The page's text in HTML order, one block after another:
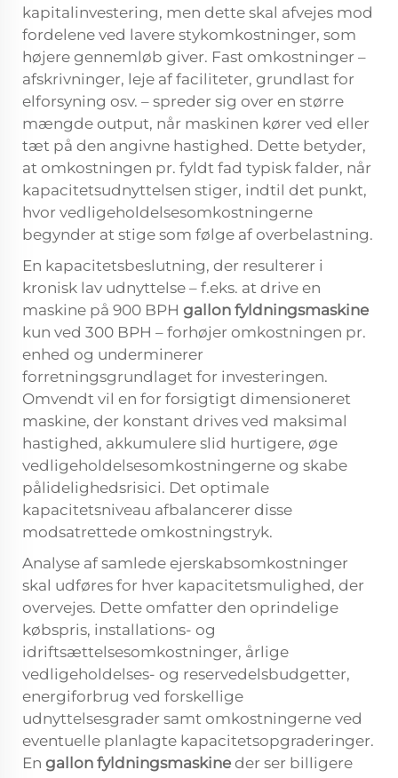
kapitalinvestering, men dette skal afvejes mod
fordelene ved lavere stykomkostninger, som
højere gennemløb giver. Fast omkostninger –
afskrivninger, leje af faciliteter, grundlast for
elforsyning osv. – spreder sig over en større
mængde output, når maskinen kører ved eller
tæt på den angivne hastighed. Dette betyder,
at omkostningen pr. fyldt fad typisk falder, når
kapacitetsudnyttelsen stiger, indtil det punkt,
hvor vedligeholdelsesomkostningerne
begynder at stige som følge af overbelastning.
En kapacitetsbeslutning, der resulterer i
kronisk lav udnyttelse – f.eks. at drive en
maskine på 900 BPH gallon fyldningsmaskine
kun ved 300 BPH – forhøjer omkostningen pr.
enhed og underminerer
forretningsgrundlaget for investeringen.
Omvendt vil en for forsigtigt dimensioneret
maskine, der konstant drives ved maksimal
hastighed, akkumulere slid hurtigere, øge
vedligeholdelsesomkostningerne og skabe
pålidelighedsrisici. Det optimale
kapacitetsniveau afbalancerer disse
modsatrettede omkostningstryk.
Analyse af samlede ejerskabsomkostninger
skal udføres for hver kapacitetsmulighed, der
overvejes. Dette omfatter den oprindelige
købspris, installations- og
idriftsættelsesomkostninger, årlige
vedligeholdelses- og reservedelsbudgetter,
energiforbrug ved forskellige
udnyttelsesgrader samt omkostningerne ved
eventuelle planlagte kapacitetsopgraderinger.
En gallon fyldningsmaskine der ser billigere